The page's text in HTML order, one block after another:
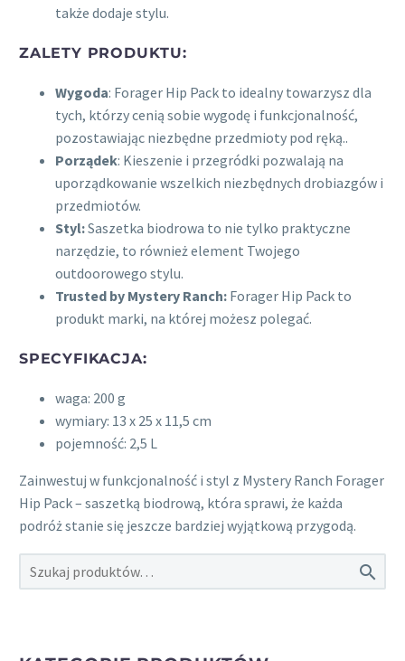
także dodaje stylu.
ZALETY PRODUKTU:
Wygoda: Forager Hip Pack to idealny towarzysz dla
tych, którzy cenią sobie wygodę i funkcjonalność,
pozostawiając niezbędne przedmioty pod ręką..
Porządek: Kieszenie i przegródki pozwalają na
uporządkowanie wszelkich niezbędnych drobiazgów i
przedmiotów.
Styl:Saszetka biodrowa to nie tylko praktyczne
narzędzie, to również element Twojego
outdoorowego stylu.
Trusted by Mystery Ranch: Forager Hip Pack to
produkt marki, na której możesz polegać.
SPECYFIKACJA:
waga: 200 g
wymiary: 13 x 25 x 11,5 cm
pojemność: 2,5 L
Zainwestuj w funkcjonalność i styl z Mystery Ranch Forager
Hip Pack – saszetką biodrową, która sprawi, że każda
podróż stanie się jeszcze bardziej wyjątkową przygodą.
